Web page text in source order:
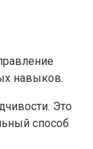
навыков.
Это
способ